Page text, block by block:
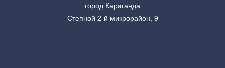
город Караганда
Степной 2-й микрорайон, 9